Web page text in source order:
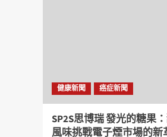
健康新聞 癌症新聞
SP2S思博瑞 發光的糖果
風味挑戰電子煙市場的新